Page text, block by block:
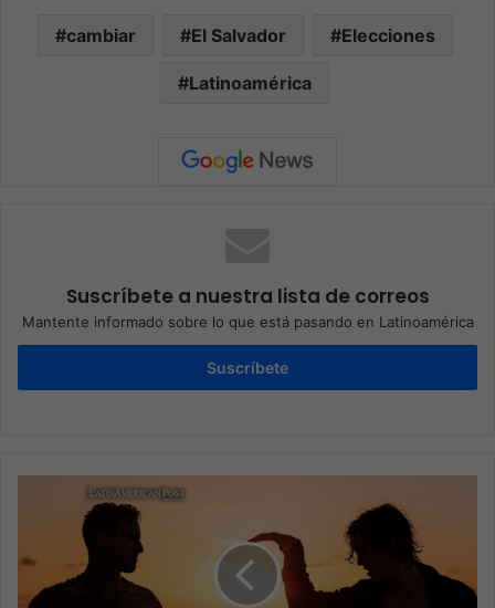
cambiar El Salvador Elecciones
Latinoamérica
Suscríbete a nuestra lista de correos
Mantente informado sobre lo que está pasando en Latinoamérica
Suscríbete